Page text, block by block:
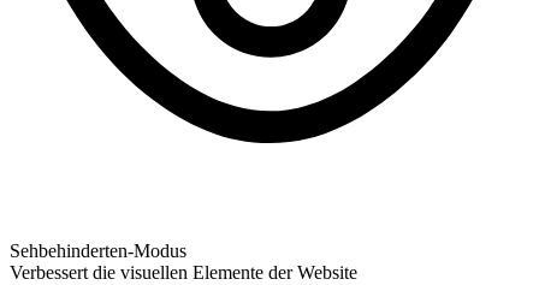
Sehbehinderten-Modus
Verbessert die visuellen Elemente der Website